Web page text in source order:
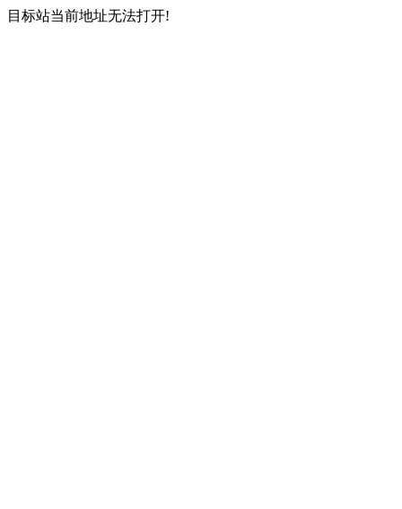
目标站当前地址无法打开!